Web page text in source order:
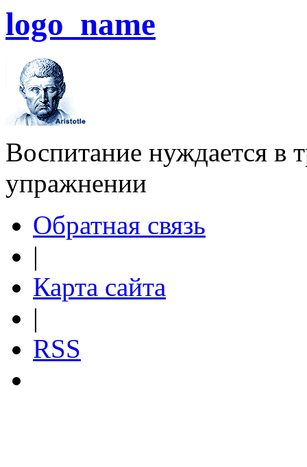
logo_name
Воспитание нуждается в
упражнении
Обратная связь
|
Карта сайта
|
RSS